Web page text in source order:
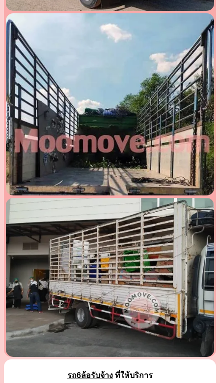
รถ6ล้อรับจ้าง ที่ให้บริการ